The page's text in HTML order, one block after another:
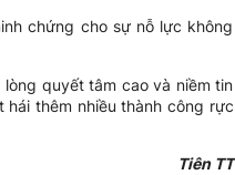
chứng cho sự nỗ lực không
quyết tâm cao và niềm tin
hái thêm nhiều thành công rực
Tiên TT